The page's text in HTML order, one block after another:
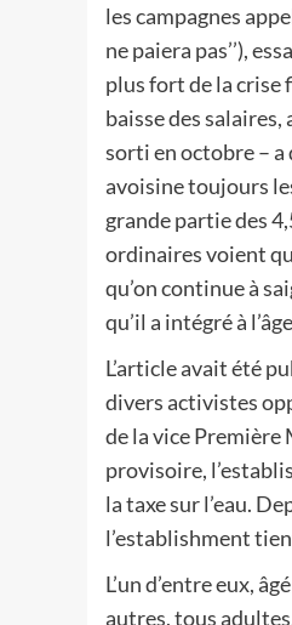
les campagnes
ne paiera pas’’),
plus fort de la crise
baisse des
sorti en octobre – a
avoisine toujours
grande partie des
ordinaires voient
qu’on continue à
qu’il a intégré à l’âge
L’article avait été
divers activistes
de la vice
provisoire,
la taxe sur l’eau.
l’establishment
L’un d’entre eux,
autres, tous